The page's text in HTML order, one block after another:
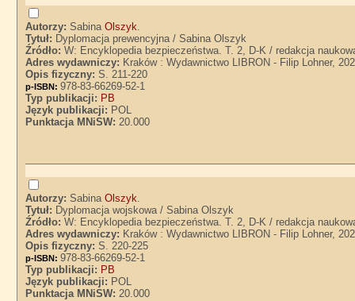
Autorzy:SabinaOlszyk.
Tytuł: Dyplomacja prewencyjna / Sabina Olszyk
Źródło:W: Encyklopedia bezpieczeństwa. T. 2, D-K / redakcja
Adres wydawniczy: Kraków : Wydawnictwo LIBRON - Filip Lohner,
Opis fizyczny:S. 211-220
p-ISBN:978-83-66269-52-1
Typ publikacji: PB
Język publikacji: POL
Punktacja MNiSW:20.000
Autorzy:SabinaOlszyk.
Tytuł: Dyplomacja wojskowa / Sabina Olszyk
Źródło:W: Encyklopedia bezpieczeństwa. T. 2, D-K / redakcja
Adres wydawniczy: Kraków : Wydawnictwo LIBRON - Filip Lohner,
Opis fizyczny:S. 220-225
p-ISBN:978-83-66269-52-1
Typ publikacji: PB
Język publikacji: POL
Punktacja MNiSW:20.000